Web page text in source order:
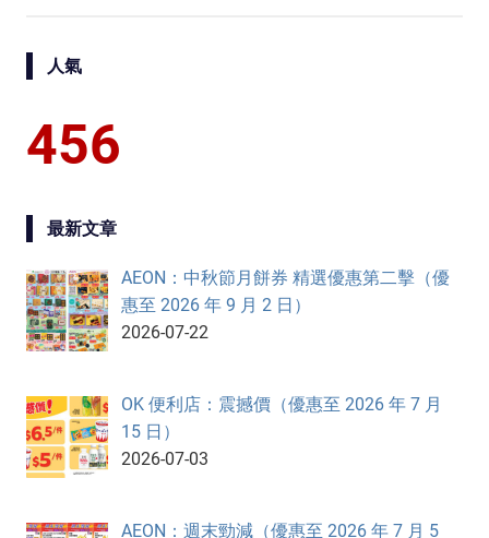
人氣
456
最新文章
AEON：中秋節月餅券 精選優惠第二擊（優
惠至 2026 年 9 月 2 日）
2026-07-22
OK 便利店：震撼價（優惠至 2026 年 7 月
15 日）
2026-07-03
AEON：週末勁減（優惠至 2026 年 7 月 5